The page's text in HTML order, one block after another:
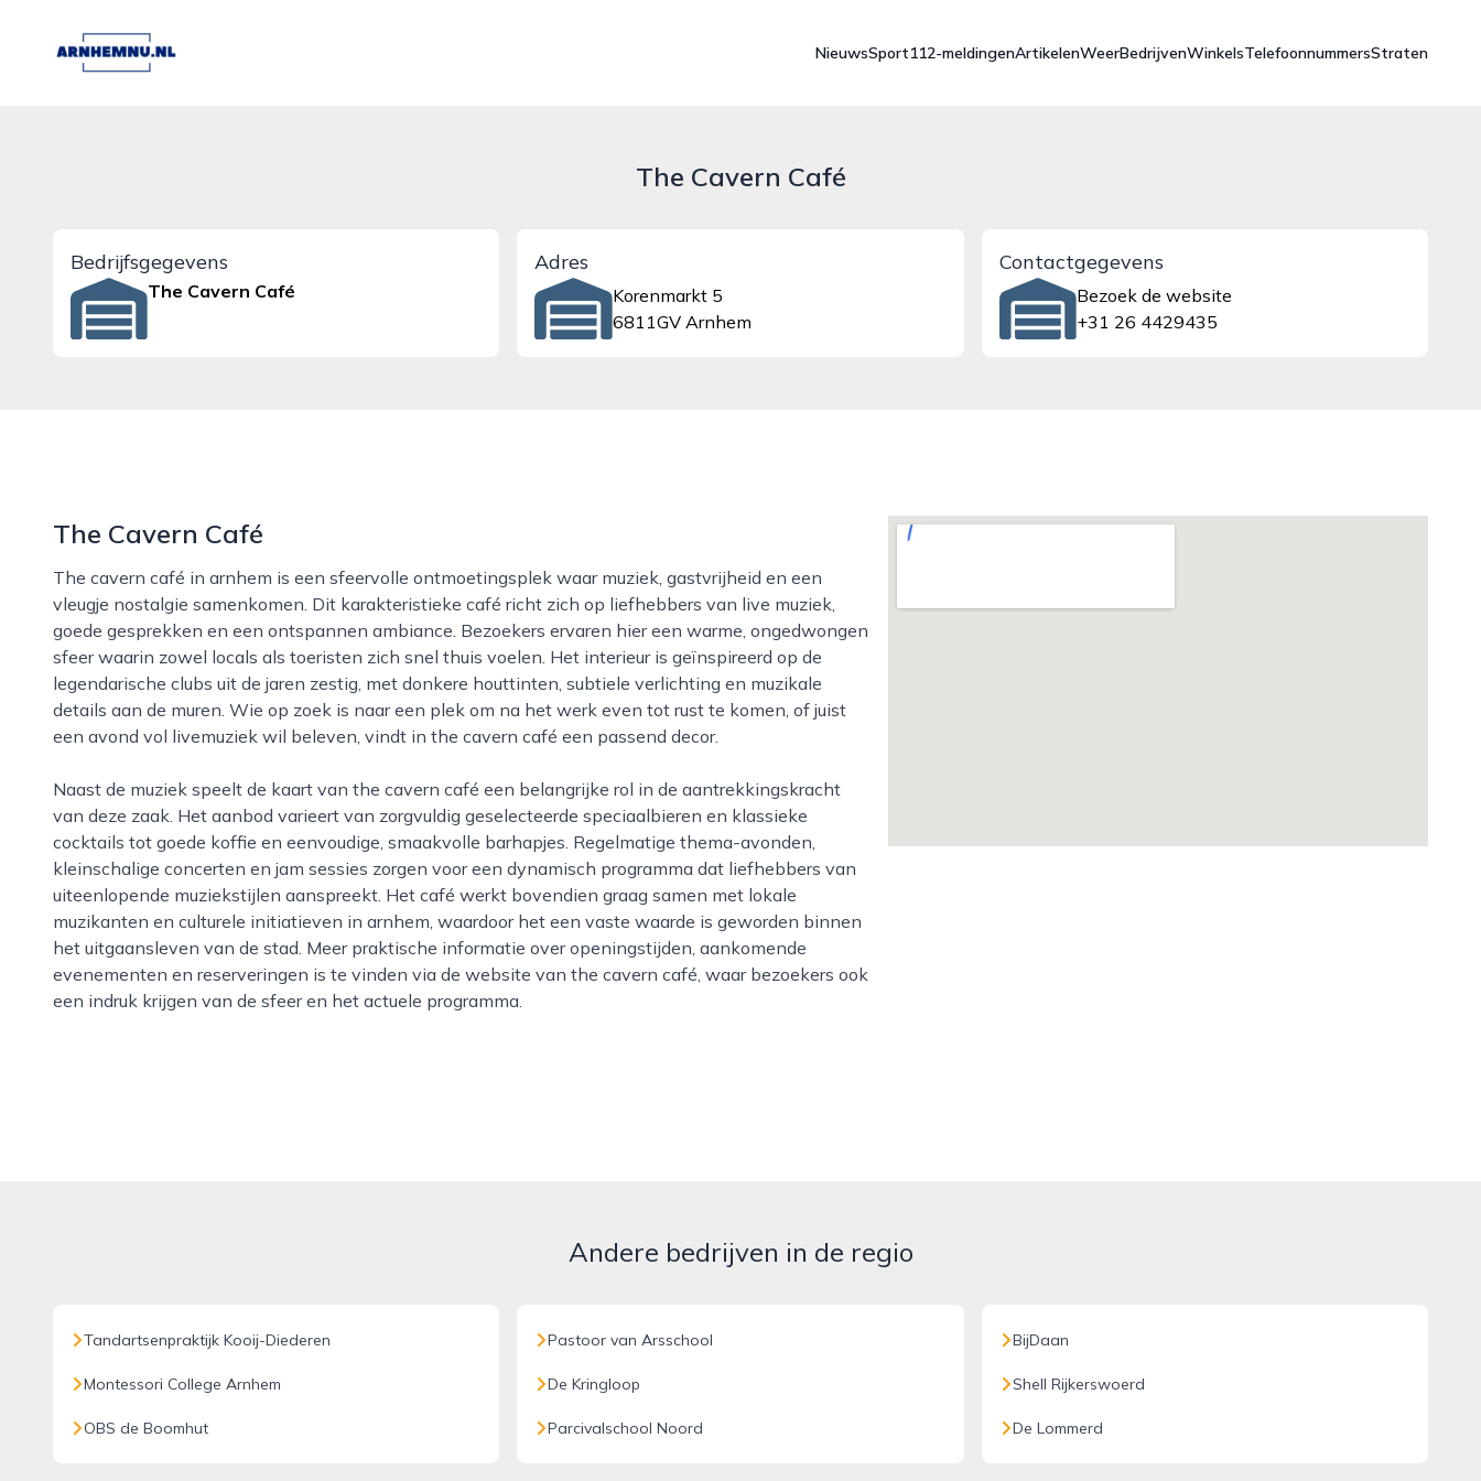
arnhemnu.nl
NieuwsSport112-meldingenArtikelenWeerBedrijvenWinkelsTelefoonnummersStraten
The Cavern Café
Bedrijfsgegevens
The Cavern Café
Adres
Korenmarkt 5
6811GV Arnhem
Contactgegevens
Bezoek de website
+31 26 4429435
The Cavern Café
The cavern café in arnhem is een sfeervolle ontmoetingsplek waar muziek, gastvrijheid en een
vleugje nostalgie samenkomen. Dit karakteristieke café richt zich op liefhebbers van live muziek,
goede gesprekken en een ontspannen ambiance. Bezoekers ervaren hier een warme, ongedwongen
sfeer waarin zowel locals als toeristen zich snel thuis voelen. Het interieur is geïnspireerd op de
legendarische clubs uit de jaren zestig, met donkere houttinten, subtiele verlichting en muzikale
details aan de muren. Wie op zoek is naar een plek om na het werk even tot rust te komen, of juist
een avond vol livemuziek wil beleven, vindt in the cavern café een passend decor.
Naast de muziek speelt de kaart van the cavern café een belangrijke rol in de aantrekkingskracht
van deze zaak. Het aanbod varieert van zorgvuldig geselecteerde speciaalbieren en klassieke
cocktails tot goede koffie en eenvoudige, smaakvolle barhapjes. Regelmatige thema-avonden,
kleinschalige concerten en jam sessies zorgen voor een dynamisch programma dat liefhebbers van
uiteenlopende muziekstijlen aanspreekt. Het café werkt bovendien graag samen met lokale
muzikanten en culturele initiatieven in arnhem, waardoor het een vaste waarde is geworden binnen
het uitgaansleven van de stad. Meer praktische informatie over openingstijden, aankomende
evenementen en reserveringen is te vinden via de website van the cavern café, waar bezoekers ook
een indruk krijgen van de sfeer en het actuele programma.
Andere bedrijven in de regio
Tandartsenpraktijk Kooij-Diederen
Montessori College Arnhem
OBS de Boomhut
Pastoor van Arsschool
De Kringloop
Parcivalschool Noord
BijDaan
Shell Rijkerswoerd
De Lommerd